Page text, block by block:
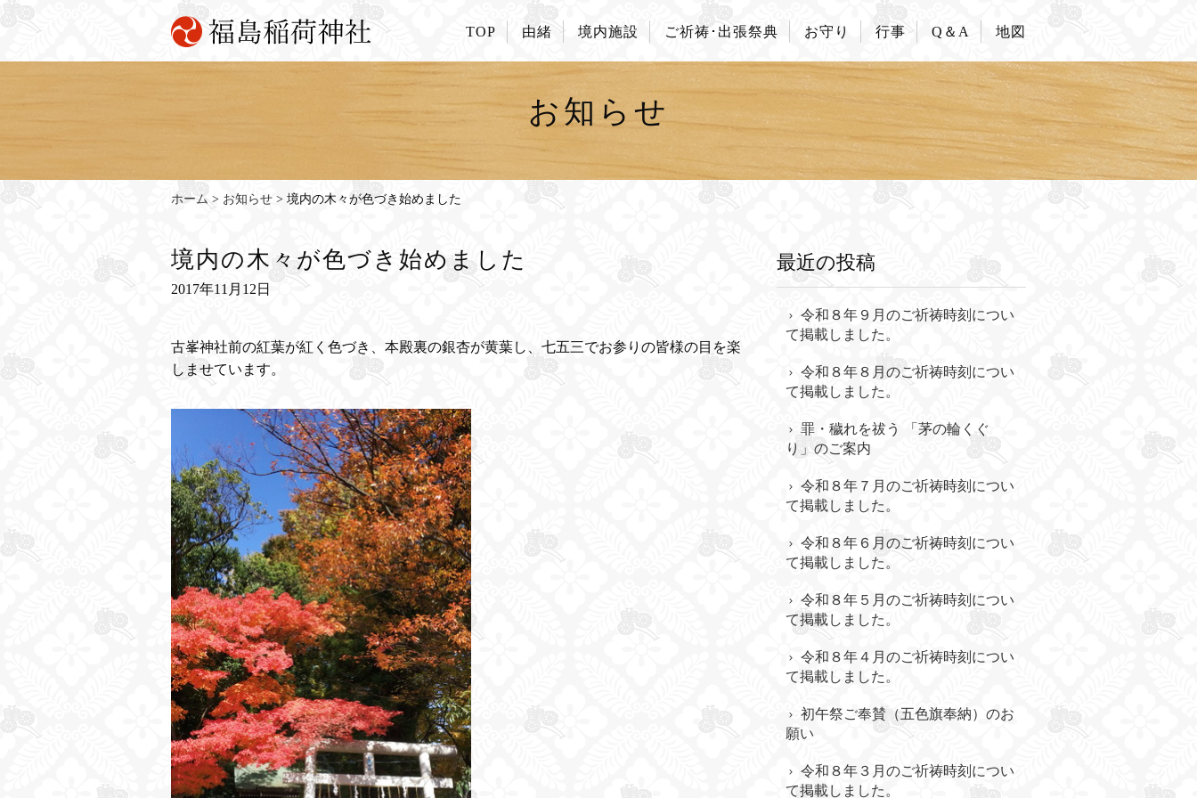
TOP 由緒 境内施設 ご祈祷･出張祭典 お守り 行事 Q＆A 地図
お知らせ
ホーム > お知らせ > 境内の木々が色づき始めました
境内の木々が色づき始めました
2017年11月12日
古峯神社前の紅葉が紅く色づき、本殿裏の銀杏が黄葉し、七五三でお参りの皆様の目を楽
しませています。
最近の投稿
令和８年９月のご祈祷時刻につい
て掲載しました。
令和８年８月のご祈祷時刻につい
て掲載しました。
罪・穢れを祓う 「茅の輪くぐ
り」のご案内
令和８年７月のご祈祷時刻につい
て掲載しました。
令和８年６月のご祈祷時刻につい
て掲載しました。
令和８年５月のご祈祷時刻につい
て掲載しました。
令和８年４月のご祈祷時刻につい
て掲載しました。
初午祭ご奉賛（五色旗奉納）のお
願い
令和８年３月のご祈祷時刻につい
て掲載しました。